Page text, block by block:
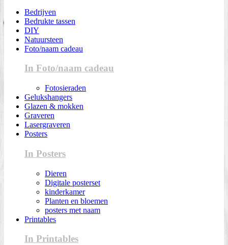
Bedrijven
Bedrukte tassen
DIY
Natuursteen
Foto/naam cadeau
In Foto/naam cadeau
Fotosieraden
Gelukshangers
Glazen & mokken
Graveren
Lasergraveren
Posters
In Posters
Dieren
Digitale posterset
kinderkamer
Planten en bloemen
posters met naam
Printables
In Printables